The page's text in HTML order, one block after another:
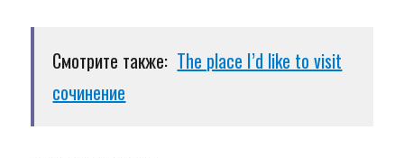
Смотрите также: The place I’d like to visit
сочинение